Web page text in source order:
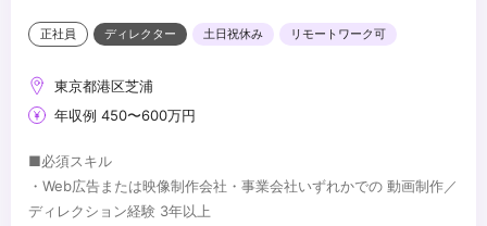
正社員 ディレクター 土日祝休み リモートワーク可
東京都港区芝浦
年収例 450〜600万円
■必須スキル
・Web広告または映像制作会社・事業会社いずれかでの 動画制作／
ディレクション経験 3年以上